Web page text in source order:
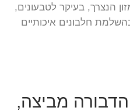
הנצרך, בעיקר לטבעונים,
חלבונים איכותיים
מביצה,